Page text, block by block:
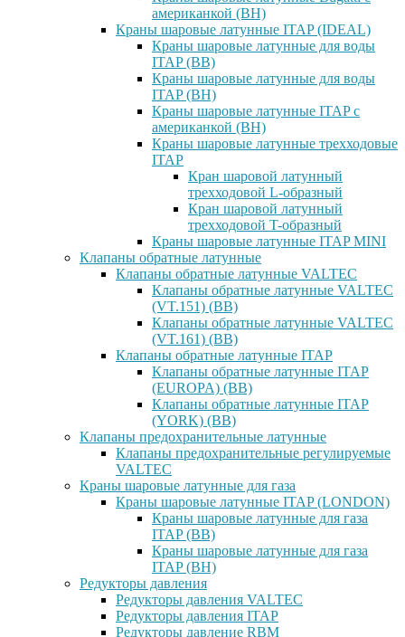
американкой (ВН)
Краны шаровые латунные ITAP (IDEAL)
Краны шаровые латунные для воды
ITAP (ВВ)
Краны шаровые латунные для воды
ITAP (ВН)
Краны шаровые латунные ITAP с
американкой (ВН)
Краны шаровые латунные трехходовые
ITAP
Кран шаровой латунный
трехходовой L-образный
Кран шаровой латунный
трехходовой T-образный
Краны шаровые латунные ITAP MINI
Клапаны обратные латунные
Клапаны обратные латунные VALTEC
Клапаны обратные латунные VALTEC
(VT.151) (ВВ)
Клапаны обратные латунные VALTEC
(VT.161) (ВВ)
Клапаны обратные латунные ITAP
Клапаны обратные латунные ITAP
(EUROPA) (ВВ)
Клапаны обратные латунные ITAP
(YORK) (ВВ)
Клапаны предохранительные латунные
Клапаны предохранительные регулируемые
VALTEC
Краны шаровые латунные для газа
Краны шаровые латунные ITAP (LONDON)
Краны шаровые латунные для газа
ITAP (ВВ)
Краны шаровые латунные для газа
ITAP (ВН)
Редукторы давления
Редукторы давления VALTEC
Редукторы давления ITAP
Редукторы давление RBM